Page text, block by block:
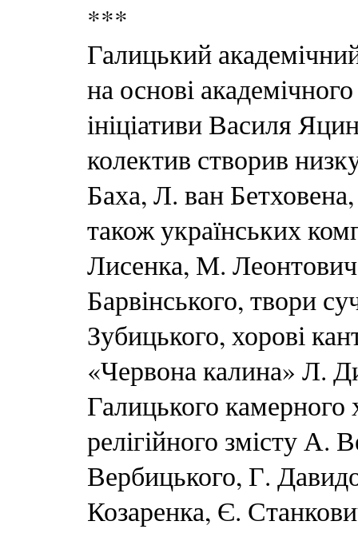
***
Галицький
на основі
ініціативи Василя
колектив створив
Баха, Л. ван
також українських
Лисенка, М.
Барвінського, твори
Зубицького, хорові
«Червона калина» Л.
Галицького камерного
релігійного змісту
Вербицького, Г.
Козаренка, Є.